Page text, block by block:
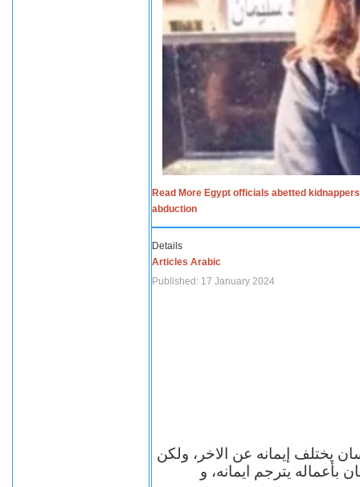
Read More Egypt officials abetted
abduction
Details
Articles Arabic
Published: 17 January 2024
يختلف إيمانه عن الاخر، ولكن
بأعماله يترجم ايمانه، و